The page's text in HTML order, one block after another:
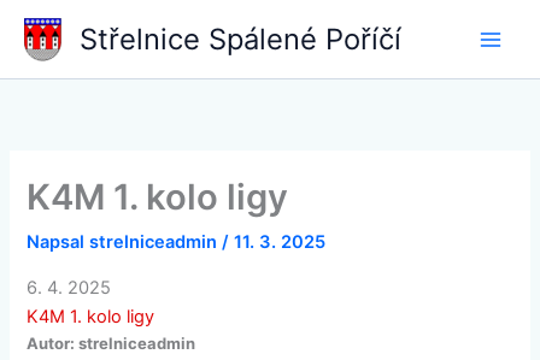
Přeskočit
Střelnice Spálené Poříčí
K4M 1. kolo ligy
Napsalstrelniceadmin/11. 3. 2025
6. 4. 2025
K4M 1. kolo ligy
Autor: strelniceadmin